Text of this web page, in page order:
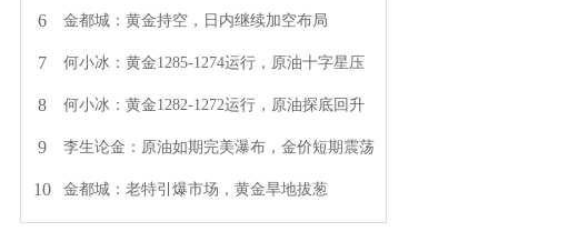
6 金都城：黄金持空，日内继续加空布局
7 何小冰：黄金1285-1274运行，原油十字星压
8 何小冰：黄金1282-1272运行，原油探底回升
9 李生论金：原油如期完美瀑布，金价短期震荡
10 金都城：老特引爆市场，黄金旱地拔葱